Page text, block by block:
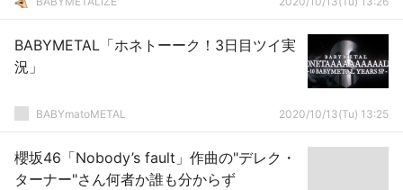
BABYMETAL「ホネトーーク！3日目ツイ実
況」
BABYmatoMETAL 2020/10/13(Tu) 13:25
櫻坂46「Nobody’s fault」作曲の"デレク・
ターナー"さん何者か誰も分からず